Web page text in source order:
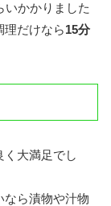
いかかりました
理だけなら15分
く大満足でし
なら漬物や汁物